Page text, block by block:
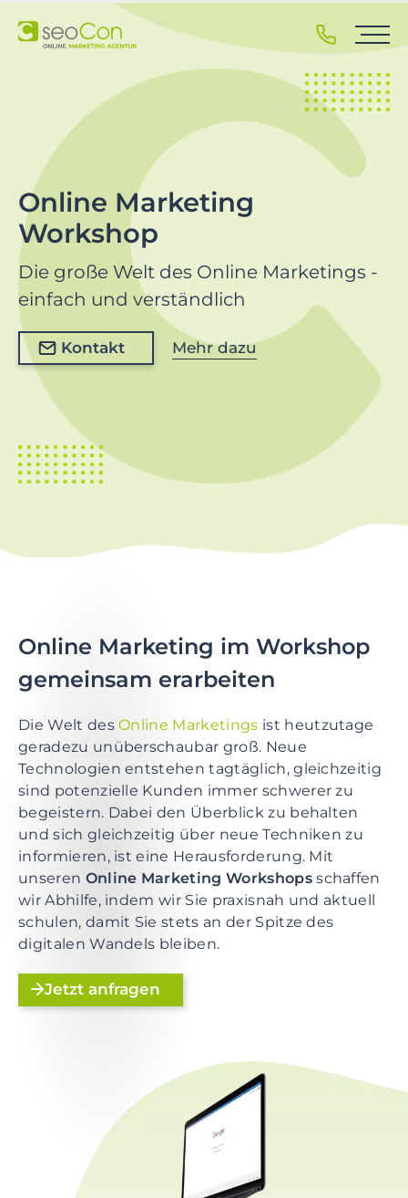
k
m
a
r
y
n
a
v
i
i
o
i
m
i
c
o
n
t
e
n
t
S
k
i
p
t
Online Marketing
Workshop
Die große Welt des Online Marketings -
einfach und verständlich
Kontakt Mehr dazu
Online Marketing im Workshop
gemeinsam erarbeiten
Die Welt desOnline Marketings ist heutzutage
geradezu unüberschaubar groß. Neue
Technologien entstehen tagtäglich, gleichzeitig
sind potenzielle Kunden immer schwerer zu
begeistern. Dabei den Überblick zu behalten
und sich gleichzeitig über neue Techniken zu
informieren, ist eine Herausforderung. Mit
unseren Online Marketing Workshopsschaffen
wir Abhilfe, indem wir Sie praxisnah und aktuell
schulen, damit Sie stets an der Spitze des
digitalen Wandels bleiben.
Jetzt anfragen